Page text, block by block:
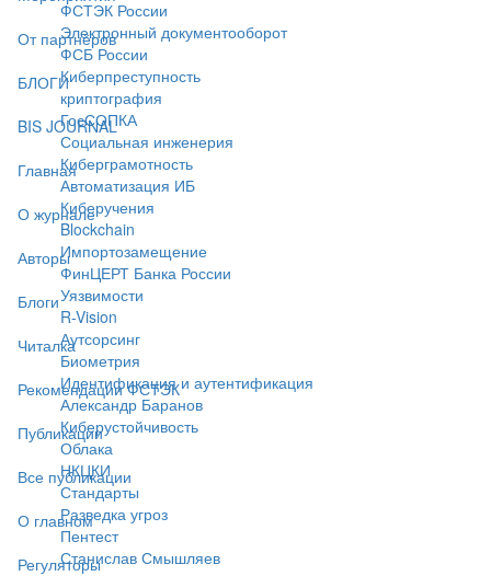
От партнёров
БЛОГИ
BIS JOURNAL
Главная
О журнале
Авторы
Блоги
Читалка
Рекомендации ФСТЭК
Публикации
Все публикации
О главном
Регуляторы
ФСТЭК России
Электронный документооборот
ФСБ России
Киберпреступность
криптография
ГосСОПКА
Социальная инженерия
Киберграмотность
Автоматизация ИБ
Киберучения
Blockchain
Импортозамещение
ФинЦЕРТ Банка России
Уязвимости
R-Vision
Аутсорсинг
Биометрия
Идентификация и аутентификация
Александр Баранов
Киберустойчивость
Облака
НКЦКИ
Стандарты
Разведка угроз
Пентест
Станислав Смышляев